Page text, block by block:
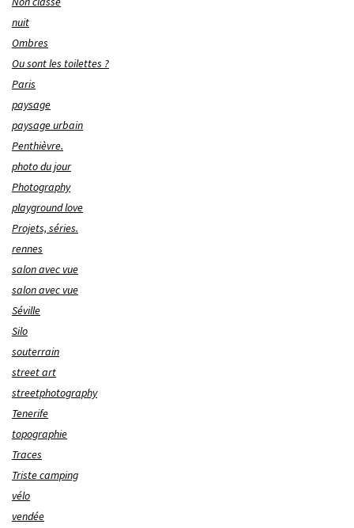
nuit
Ombres
Ou sont les toilettes ?
Paris
paysage
paysage urbain
Penthièvre.
photo du jour
Photography
playground love
Projets, séries.
rennes
salon avec vue
salon avec vue
Séville
Silo
souterrain
street art
streetphotography
Tenerife
topographie
Traces
Triste camping
vélo
vendée